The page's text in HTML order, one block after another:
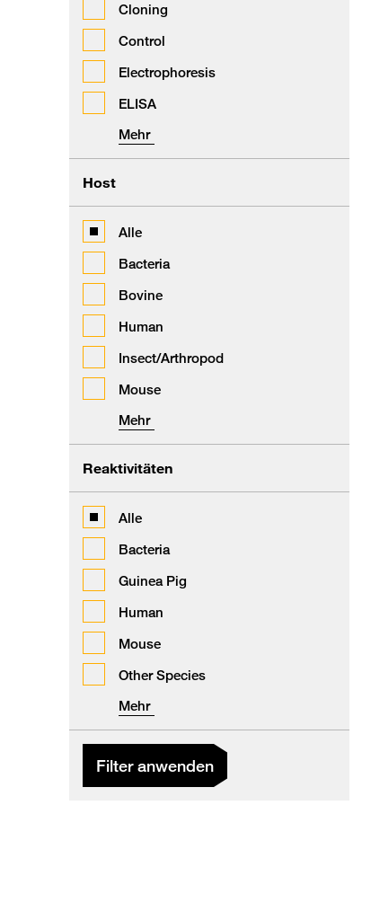
Cloning
Control
Electrophoresis
ELISA
Mehr
Host
Alle
Bacteria
Bovine
Human
Insect/Arthropod
Mouse
Mehr
Reaktivitäten
Alle
Bacteria
Guinea Pig
Human
Mouse
Other Species
Mehr
Filter anwenden